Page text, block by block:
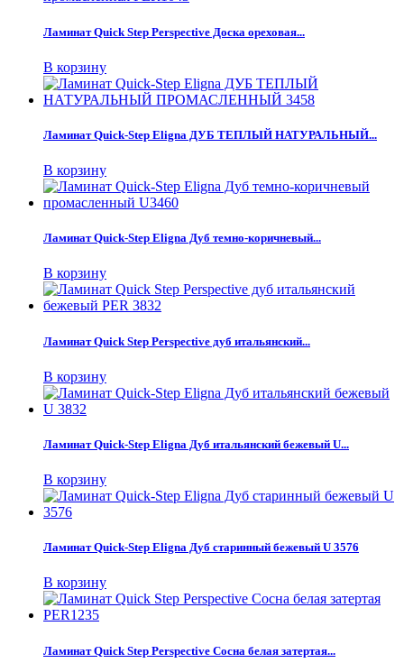
Ламинат Quick Step Perspective Доска ореховая...
В корзину
Ламинат Quick-Step Eligna ДУБ ТЕПЛЫЙ НАТУРАЛЬНЫЙ...
В корзину
Ламинат Quick-Step Eligna Дуб темно-коричневый...
В корзину
Ламинат Quick Step Perspective дуб итальянский...
В корзину
Ламинат Quick-Step Eligna Дуб итальянский бежевый U...
В корзину
Ламинат Quick-Step Eligna Дуб старинный бежевый U 3576
В корзину
Ламинат Quick Step Perspective Сосна белая затертая...